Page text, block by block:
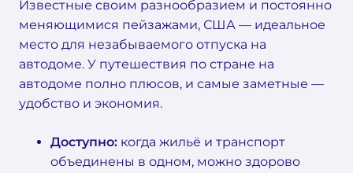
Известные своим разнообразием и постоянно
меняющимися пейзажами, США — идеальное
место для незабываемого отпуска на
автодоме. У путешествия по стране на
автодоме полно плюсов, и самые заметные —
удобство и экономия.
Доступно: когда жильё и транспорт
объединены в одном, можно здорово